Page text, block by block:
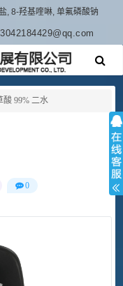
, 8-羟基喹啉, 单氟磷酸钠
3042184429@qq.com
酸 99% 二水
0